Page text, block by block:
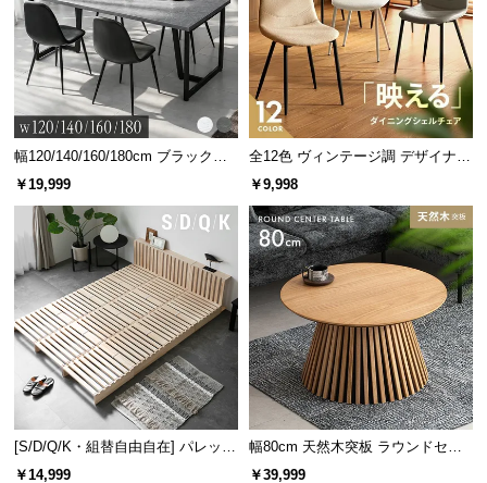
情
報
幅120/140/160/180cm ブラックフ
レーム ダイニング 大理石調 4人掛
￥19,999
全12色 ヴィンテージ調 デザイナー
ズシェルチェア
￥9,998
[S/D/Q/K・組替自由自在] パレット
ベッド 8/12/16枚セット
￥14,999
幅80cm 天然木突板 ラウンドセン
ターテーブル 美しい格子デザイン
￥39,999